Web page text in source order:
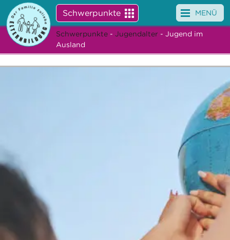
Schwerpunkte
Angebote
MENÜ
Schwerpunkte - Jugendalter - Jugend im
Ausland